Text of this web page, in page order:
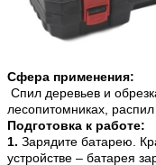
Сфера применения:
Спил деревьев и
лесопитомниках,
Подготовка к работе:
1. Зарядите батарею.
устройстве – батарея